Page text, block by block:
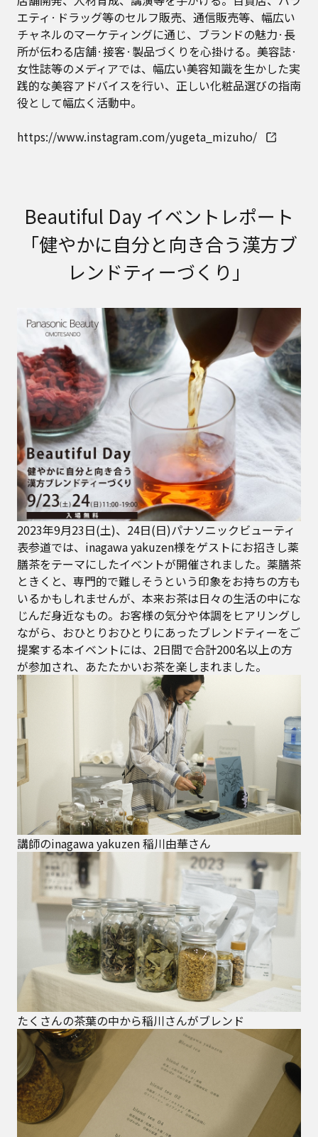
エティ·ドラッグ等のセルフ販売、通信販売等、幅広い
チャネルのマーケティングに通じ、ブランドの魅力·長
所が伝わる店舗·接客·製品づくりを心掛ける。美容誌·
女性誌等のメディアでは、幅広い美容知識を生かした実
践的な美容アドバイスを行い、正しい化粧品選びの指南
役として幅広く活動中。
https://www.instagram.com/yugeta_mizuho/
Beautiful Day イベントレポート
「健やかに自分と向き合う漢方ブ
レンドティーづくり」
2023年9月23日(土)、24日(日)パナソニックビューティ
表参道では、inagawa yakuzen様をゲストにお招きし薬
膳茶をテーマにしたイベントが開催されました。薬膳茶
ときくと、専門的で難しそうという印象をお持ちの方も
いるかもしれませんが、本来お茶は日々の生活の中にな
じんだ身近なもの。お客様の気分や体調をヒアリングし
ながら、おひとりおひとりにあったブレンドティーをご
提案する本イベントには、2日間で合計200名以上の方
が参加され、あたたかいお茶を楽しまれました。
講師のinagawa yakuzen 稲川由華さん
たくさんの茶葉の中から稲川さんがブレンド